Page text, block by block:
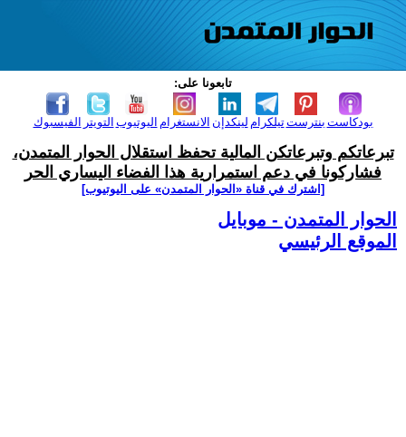
تابعونا على:
الفيسبوك التويتر اليوتيوب الانستغرام لينكدإن تيلكرامبنترست بودكاست
تبرعاتكم وتبرعاتكن المالية تحفظ استقلال الحوار المتمدن،
فشاركونا في دعم استمرارية هذا الفضاء اليساري الحر
[اشترك في قناة ‫«الحوار المتمدن» على اليوتيوب]
الحوار المتمدن - موبايل
الموقع الرئيسي